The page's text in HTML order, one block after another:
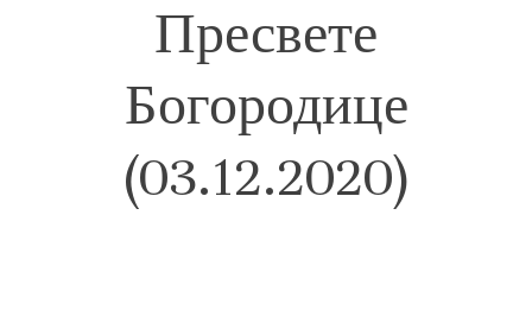
Пресвете
Богородице
(03.12.2020)